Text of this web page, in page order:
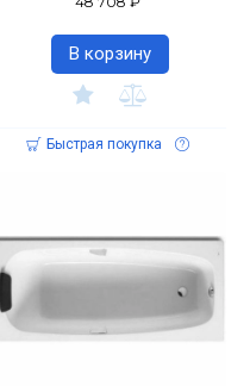
В корзину
Быстрая покупка